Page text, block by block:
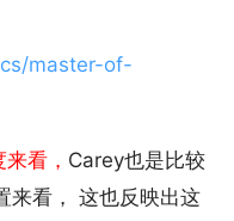
master-of-
看， Carey也是比较
来看， 这也反映出这